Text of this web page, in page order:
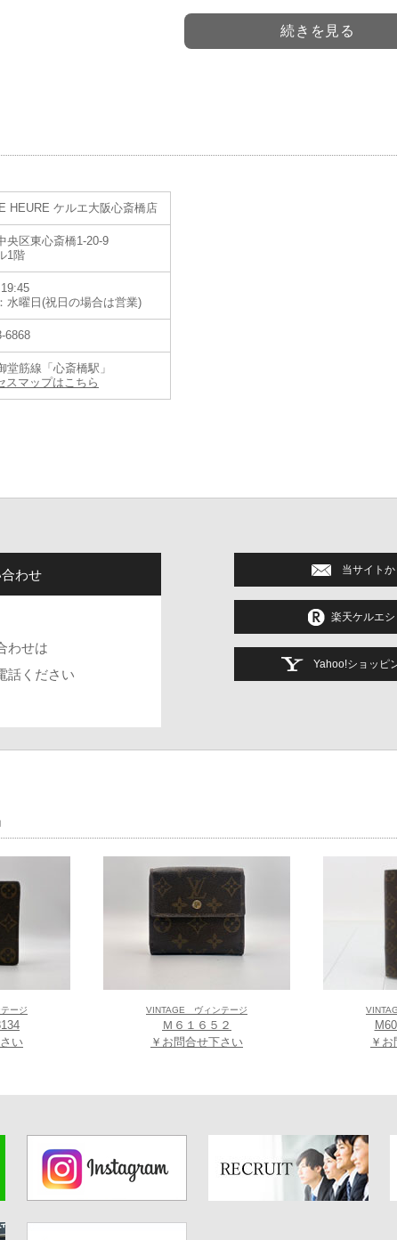
する「Koyo天王寺ミオプラザ館店」は、豊富な品揃えをもつ DAVOSA(ダ
問合せください。お客様特典多数ご用意致しております。全国通販あり。
王寺ミオプラザ館店」
1206
１８６１年に誕生した創業者アペル・フレデリック・ハスラーがジュラ
続きを見る
HEURE ケルエ大阪心斎橋店
央区東心斎橋1-20-9
1階
水曜日(祝日の場合は営業)
6868
堂筋線「心斎橋駅」
スマップはこちら
わせ
わせは
話ください
当サイト
楽天ケルエ
Yahoo!ショッピ
ージ
い
VINTAGE ヴィンテージ
Ｍ６１６５２
￥お問合せ下さい
￥